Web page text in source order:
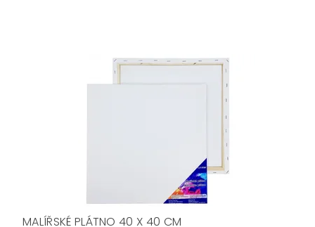
MALÍŘSKÉ PLÁTNO 40 X 40 CM